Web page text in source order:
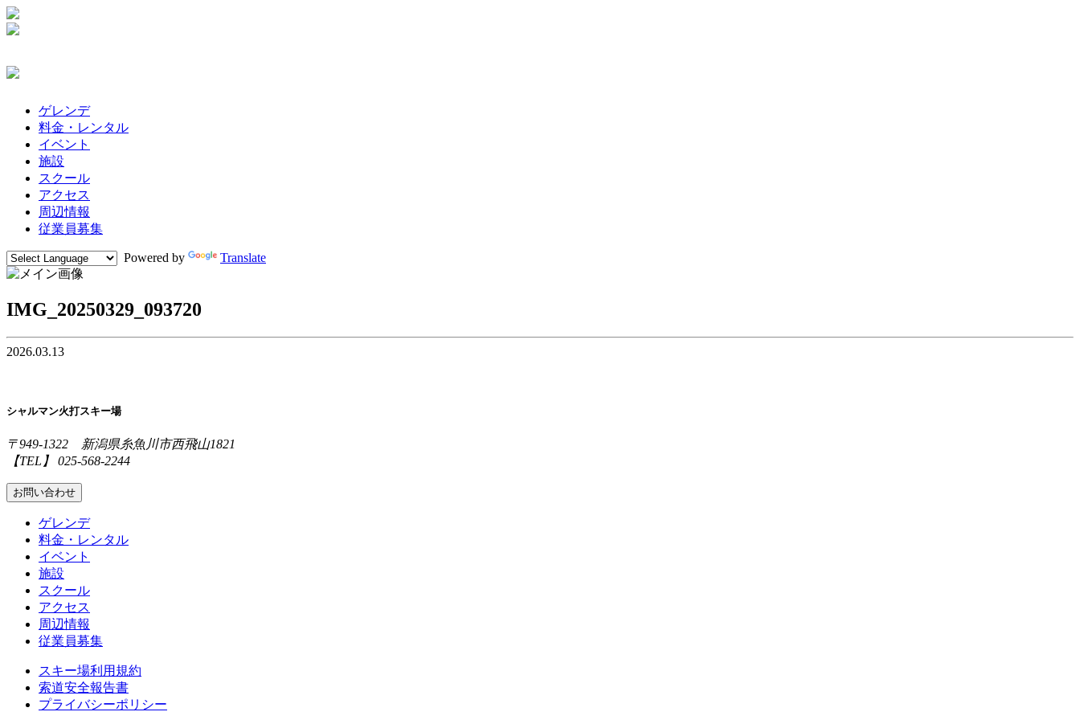
ゲレンデ
料金・レンタル
イベント
施設
スクール
アクセス
周辺情報
従業員募集
Powered by Translate
IMG_20250329_093720
2026.03.13
シャルマン火打スキー場
〒949-1322 新潟県糸魚川市西飛山1821
【TEL】 025-568-2244
お問い合わせ
ゲレンデ
料金・レンタル
イベント
施設
スクール
アクセス
周辺情報
従業員募集
スキー場利用規約
索道安全報告書
プライバシーポリシー